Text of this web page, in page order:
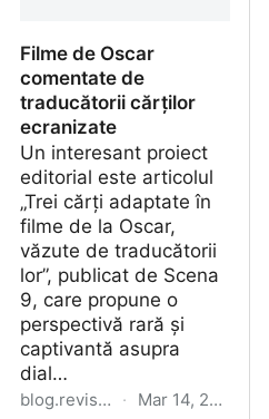
Filme de Oscar
comentate de
traducătorii cărților
ecranizate
Un interesant proiect
editorial este articolul
„Trei cărți adaptate în
filme de la Oscar,
văzute de traducătorii
lor”, publicat de Scena
9, care propune o
perspectivă rară și
captivantă asupra
dial…
blog.revistacultura.ro · Mar 14, 2026